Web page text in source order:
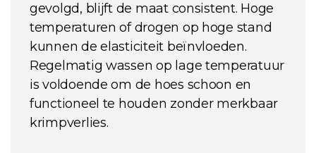
gevolgd, blijft de maat consistent. Hoge
temperaturen of drogen op hoge stand
kunnen de elasticiteit beïnvloeden.
Regelmatig wassen op lage temperatuur
is voldoende om de hoes schoon en
functioneel te houden zonder merkbaar
krimpverlies.